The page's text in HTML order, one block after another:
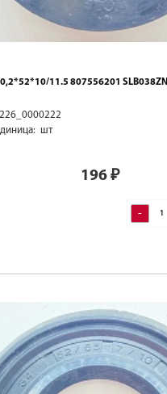
11.5 807556201 SLB038ZN
шт
196 ₽
-